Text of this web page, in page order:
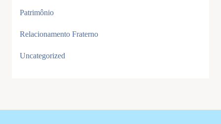
Patrimônio
Relacionamento Fraterno
Uncategorized